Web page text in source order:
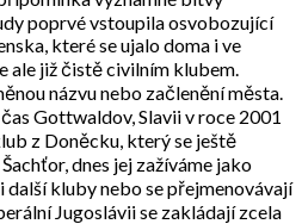
poprvé vstoupila osvobozující
které se ujalo doma i ve
ale již čistě civilním klubem.
názvu nebo začlenění města.
Gottwaldov, Slavii v roce 2001
z Doněcku, který se ještě
dnes jej zažíváme jako
další kluby nebo se přejmenovávají
Jugoslávii se zakládají zcela